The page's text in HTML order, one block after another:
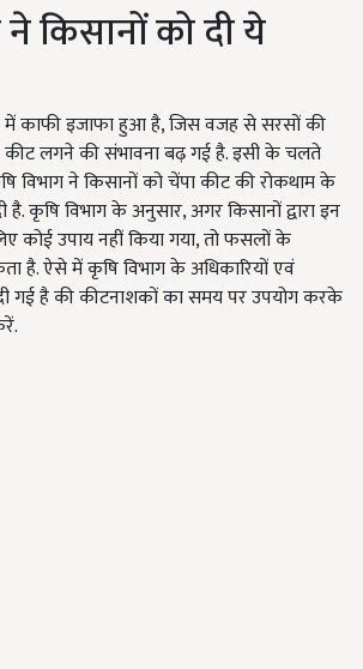
किसानों को दी ये
काफी इजाफा हुआ है, जिस वजह से सरसों की
लगने की संभावना बढ़ गई है. इसी के चलते
विभाग ने किसानों को चेंपा कीट की रोकथाम के
कृषि विभाग के अनुसार, अगर किसानों द्वारा इन
कोई उपाय नहीं किया गया, तो फसलों के
है. ऐसे में कृषि विभाग के अधिकारियों एवं
दी गई है की कीटनाशकों का समय पर उपयोग करके